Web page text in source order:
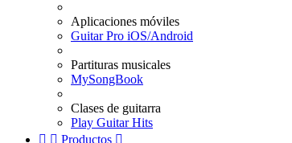
Aplicaciones móviles
Guitar Pro iOS/Android
Partituras musicales
MySongBook
Clases de guitarra
Play Guitar Hits
  Productos 